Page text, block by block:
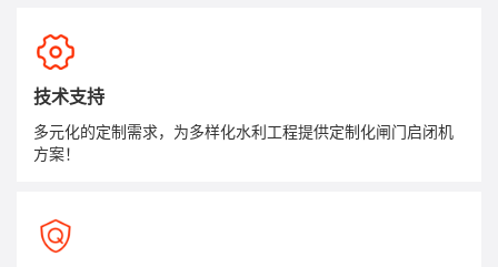
技术支持
多元化的定制需求，为多样化水利工程提供定制化闸门启闭机
方案！